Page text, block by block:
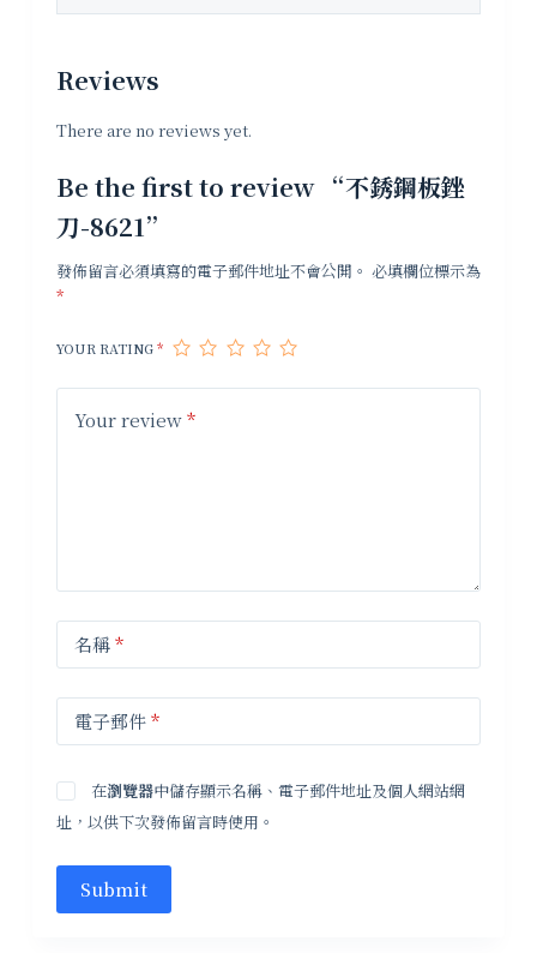
Reviews
There are no reviews yet.
Be the first to review “不銹鋼板銼
刀-8621”
發佈留言必須填寫的電子郵件地址不會公開。 必填欄位標示為
*
YOUR RATING*
Your review*
名稱*
電子郵件*
在瀏覽器中儲存顯示名稱、電子郵件地址及個人網站網
址，以供下次發佈留言時使用。
Submit